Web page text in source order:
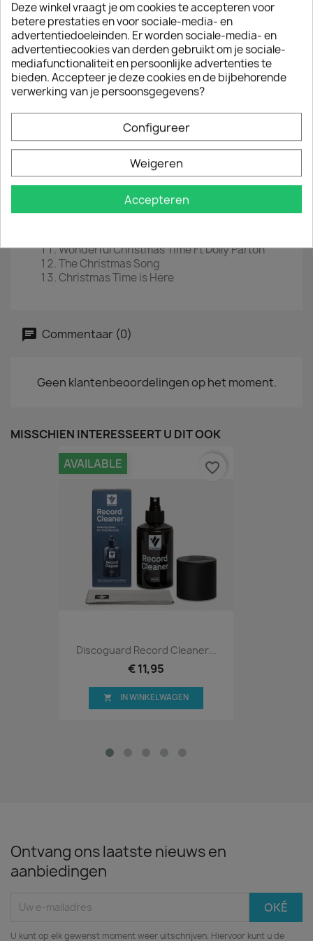
LP :12" (Red Vinyl)
EAN :0603497830275
Jaar :2023
Tracklist
Let It Snow! Let It Snow! Let It Snow!
All Over the World
White Christmas
Have Yourself a Merry Little Christmas
Winter Wonderland
Here We Come a Caroling
Rudolph the Red Nose Reindeer
Wonderful Christmas Time Ft Dolly Parton
The Christmas Song
Christmas Time is Here
Commentaar (0)
Geen klantenbeoordelingen op het moment.
MISSCHIEN INTERESSEERT U DIT OOK
Discoguard Record Cleaner...
€ 11,95
AVAILABLE
 IN WINKELWAGEN
favorite_border
Ontvang ons laatste nieuws en
aanbiedingen
U kunt op elk gewenst moment weer uitschrijven. Hiervoor kunt u de
Deze winkel vraagt je om cookies te accepteren voor
betere prestaties en voor sociale-media- en
advertentiedoeleinden. Er worden sociale-media- en
advertentiecookies van derden gebruikt om je sociale-
mediafunctionaliteit en persoonlijke advertenties te
bieden. Accepteer je deze cookies en de bijbehorende
verwerking van je persoonsgegevens?
Configureer
Weigeren
Accepteren